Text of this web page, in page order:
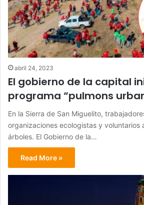
abril 24, 2023
El gobierno de la capital
programa “pulmons
En la Sierra de San Miguelito,
organizaciones ecologistas y voluntarios
árboles. El Gobierno de la…
Read More »